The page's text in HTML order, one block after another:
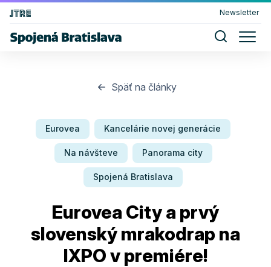
Newsletter
Späť na články
Eurovea Kancelárie novej generácie
Na návšteve Panorama city
Spojená Bratislava
Eurovea City a prvý
slovenský mrakodrap na
IXPO v premiére!